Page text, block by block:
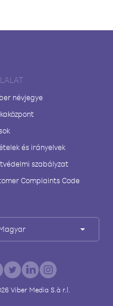
névjegye
és irányelvek
szabályzat
Complaints Code
Viber Media S.à r.l.